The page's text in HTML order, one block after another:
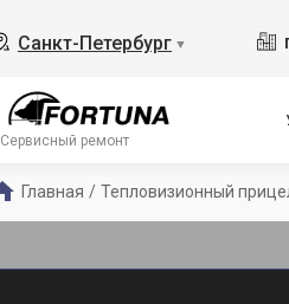
Санкт-Петербург ▼
Сервисный ремонт
Главная / Тепловизионный